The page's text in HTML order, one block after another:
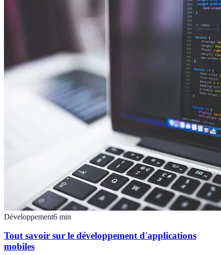
Développement6 min
Tout savoir sur le développement d'applications
mobiles